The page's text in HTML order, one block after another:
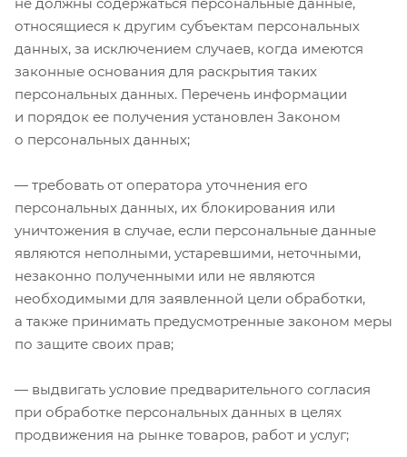
не должны содержаться персональные данные,
относящиеся к другим субъектам персональных
данных, за исключением случаев, когда имеются
законные основания для раскрытия таких
персональных данных. Перечень информации
и порядок ее получения установлен Законом
о персональных данных;
— требовать от оператора уточнения его
персональных данных, их блокирования или
уничтожения в случае, если персональные данные
являются неполными, устаревшими, неточными,
незаконно полученными или не являются
необходимыми для заявленной цели обработки,
а также принимать предусмотренные законом меры
по защите своих прав;
— выдвигать условие предварительного согласия
при обработке персональных данных в целях
продвижения на рынке товаров, работ и услуг;